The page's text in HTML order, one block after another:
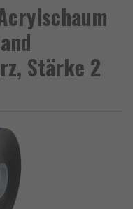
Stärke 2